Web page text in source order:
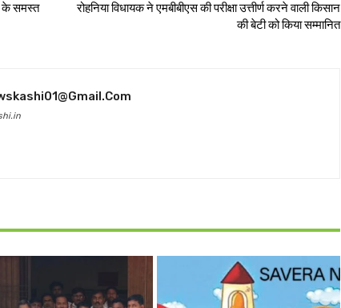
के समस्त
रोहनिया विधायक ने एमबीबीएस की परीक्षा उत्तीर्ण करने वाली किसान
की बेटी को किया सम्मानित